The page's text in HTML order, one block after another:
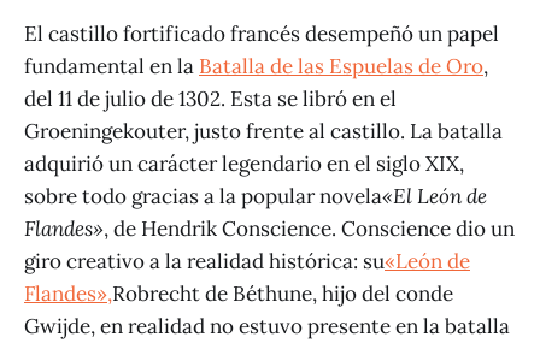
El castillo fortificado francés desempeñó un papel
fundamental en la Batalla de las Espuelas de Oro,
del 11 de julio de 1302. Esta se libró en el
Groeningekouter, justo frente al castillo. La batalla
adquirió un carácter legendario en el siglo XIX,
sobre todo gracias a la popular novela«El León de
Flandes», de Hendrik Conscience. Conscience dio un
giro creativo a la realidad histórica: su«León de
Flandes»,Robrecht de Béthune, hijo del conde
Gwijde, en realidad no estuvo presente en la batalla